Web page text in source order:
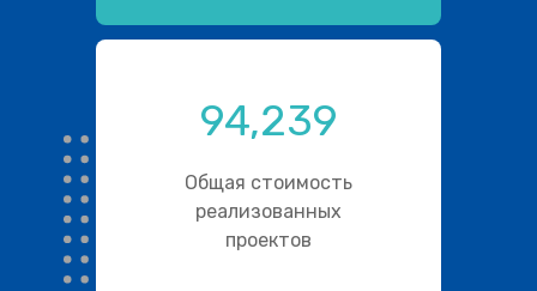
94,239
Общая стоимость
реализованных
проектов